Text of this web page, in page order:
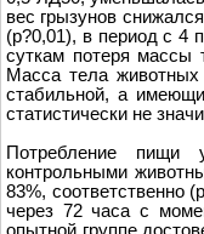
вес грызунов
(р?0,01), в период с 4
суткам потеря массы
Масса тела животных
стабильной, а
статистически не
Потребление
контрольными
83%, соответственно
через 72 часа с